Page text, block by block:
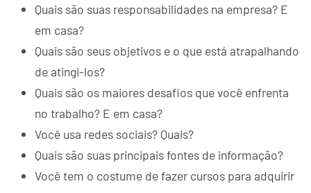
Quais são suas responsabilidades na empresa? E
em casa?
Quais são seus objetivos e o que está atrapalhando
de atingi-los?
Quais são os maiores desafios que você enfrenta
no trabalho? E em casa?
Você usa redes sociais? Quais?
Quais são suas principais fontes de informação?
Você tem o costume de fazer cursos para adquirir